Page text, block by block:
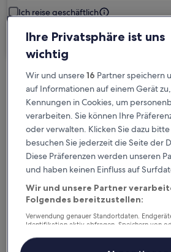
Ich reise geschäftlich
Suchen
Kostenlose Stornierung
Planänderungen
Verdiene Prämien für
wahrgenommene
Überprüfe die Preise für
Ihre Privatsphäre ist uns
wichtig
Wir und unsere16 Partner speichern
auf Informationen auf einem Gerät
Kennungen in Cookies, um
verarbeiten. Sie können Ihre
oder verwalten. Klicken Sie dazu
besuchen Sie jederzeit die Seite der
Diese Präferenzen werden unseren
und haben keinen Einfluss auf
Wir und unsere Partner
Folgendes bereitzustellen:
Verwendung genauer Standortdaten.
Identifikation aktiv abfragen. Speichern von
Inhalte, Messung von Werbeleistung und der